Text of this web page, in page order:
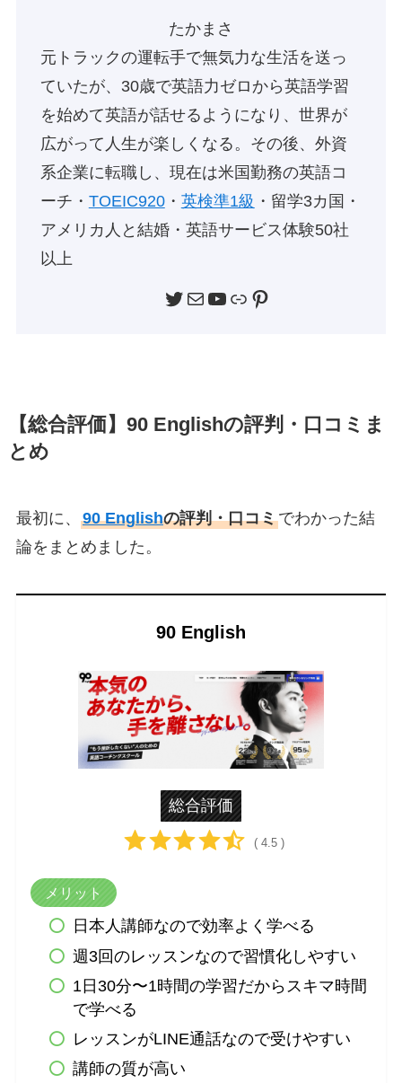
たかまさ
元トラックの運転手で無気力な生活を送っ
ていたが、30歳で英語力ゼロから英語学習
を始めて英語が話せるようになり、世界が
広がって人生が楽しくなる。その後、外資
系企業に転職し、現在は米国勤務の英語コ
ーチ・ TOEIC920・ 英検準1級 ・留学3カ国・
アメリカ人と結婚・英語サービス体験50社
以上
Twitter メールYouTube リンク Pinterest
【総合評価】90 Englishの評判・口コミま
とめ
最初に、 90 Englishの評判・口コミでわかった結
論をまとめました。
90 English
総合評価
( 4.5 )
メリット
日本人講師なので効率よく学べる
週3回のレッスンなので習慣化しやすい
1日30分〜1時間の学習だからスキマ時間
で学べる
レッスンがLINE通話なので受けやすい
講師の質が高い